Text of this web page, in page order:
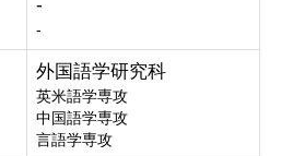
-
-
外国語学研究科
英米語学専攻
中国語学専攻
言語学専攻